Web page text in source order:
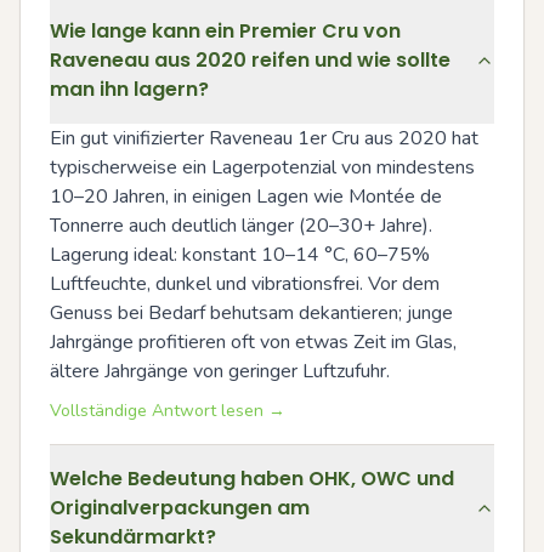
Wie lange kann ein Premier Cru von
Raveneau aus 2020 reifen und wie sollte
man ihn lagern?
Ein gut vinifizierter Raveneau 1er Cru aus 2020 hat
typischerweise ein Lagerpotenzial von mindestens
10–20 Jahren, in einigen Lagen wie Montée de
Tonnerre auch deutlich länger (20–30+ Jahre).
Lagerung ideal: konstant 10–14 °C, 60–75%
Luftfeuchte, dunkel und vibrationsfrei. Vor dem
Genuss bei Bedarf behutsam dekantieren; junge
Jahrgänge profitieren oft von etwas Zeit im Glas,
ältere Jahrgänge von geringer Luftzufuhr.
Vollständige Antwort lesen →
Welche Bedeutung haben OHK, OWC und
Originalverpackungen am
Sekundärmarkt?